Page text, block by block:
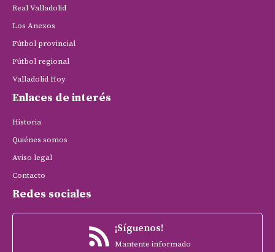
Real Valladolid
Los Anexos
Fútbol provincial
Fútbol regional
Valladolid Hoy
Enlaces de interés
Historia
Quiénes somos
Aviso legal
Contacto
Redes sociales
¡Síguenos!
Mantente informado